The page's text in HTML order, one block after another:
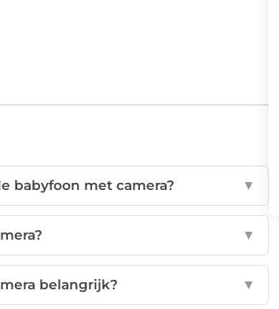
babyfoon met camera? ▼
▼
belangrijk? ▼